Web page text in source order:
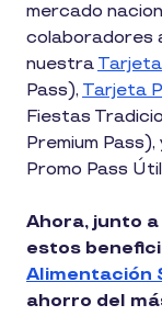
mercado
colaboradores
nuestra
Pass), Tarjeta
Fiestas
Premium Pass),
Promo Pass
Ahora, junto
estos
Alimentación
ahorro del